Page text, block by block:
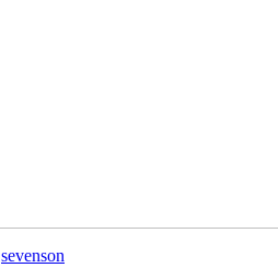
sevenson